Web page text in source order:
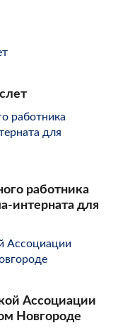
работника
интерната для
Ассоциации
Новгороде